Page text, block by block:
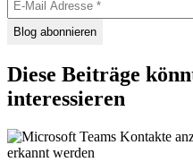
Diese Beiträge
interessieren